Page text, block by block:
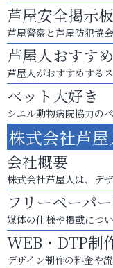
芦屋安全掲示板
芦屋警察と芦屋防犯協
芦屋人おすす
芦屋人がおすすめする
ペット大好き
シエル動物病院協力の
株式会社芦屋
会社概要
株式会社芦屋人は、デ
フリーペーパ
媒体の仕様や掲載につ
WEB・DTP制
デザイン制作の料金や